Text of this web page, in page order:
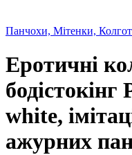
Панчохи, Мітенки,
Еротичні
бодістокінг
white,
ажурних